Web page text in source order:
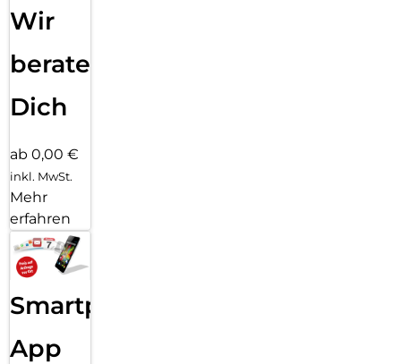
Wir
beraten
Dich
ab 0,00 €
inkl. MwSt.
Mehr
erfahren
Smartphone
App